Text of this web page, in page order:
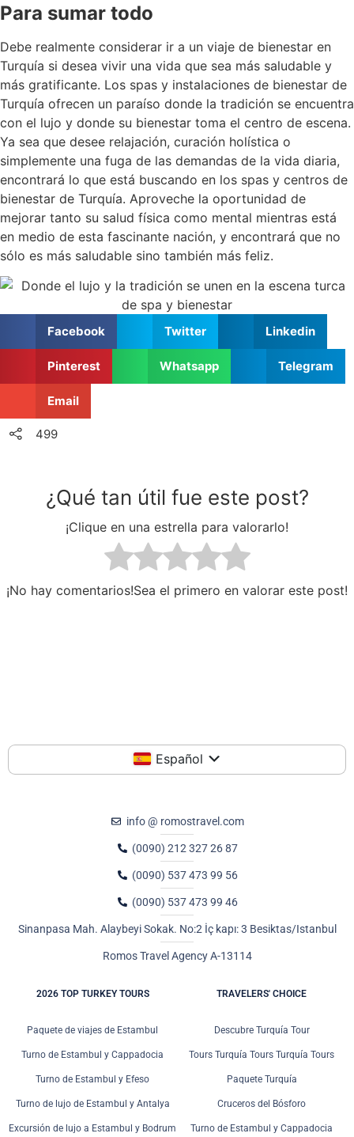
Para sumar todo
Debe realmente considerar ir a un viaje de bienestar en
Turquía si desea vivir una vida que sea más saludable y
más gratificante. Los spas y instalaciones de bienestar de
Turquía ofrecen un paraíso donde la tradición se encuentra
con el lujo y donde su bienestar toma el centro de escena.
Ya sea que desee relajación, curación holística o
simplemente una fuga de las demandas de la vida diaria,
encontrará lo que está buscando en los spas y centros de
bienestar de Turquía. Aproveche la oportunidad de
mejorar tanto su salud física como mental mientras está
en medio de esta fascinante nación, y encontrará que no
sólo es más saludable sino también más feliz.
Facebook Twitter Linkedin
Pinterest Whatsapp Telegram
Email
499
¿Qué tan útil fue este post?
¡Clique en una estrella para valorarlo!
¡No hay comentarios!Sea el primero en valorar este post!
Español
info @ romostravel.com
(0090) 212 327 26 87
(0090) 537 473 99 56
(0090) 537 473 99 46
Sinanpasa Mah. Alaybeyi Sokak. No:2 İç kapı: 3 Besiktas/Istanbul
Romos Travel Agency A-13114
2026 TOP TURKEY TOURS
Paquete de viajes de Estambul
Turno de Estambul y Cappadocia
Turno de Estambul y Efeso
Turno de lujo de Estambul y Antalya
Excursión de lujo a Estambul y Bodrum
TRAVELERS' CHOICE
Descubre Turquía Tour
Tours Turquía Tours Turquía Tours
Paquete Turquía
Cruceros del Bósforo
Turno de Estambul y Cappadocia